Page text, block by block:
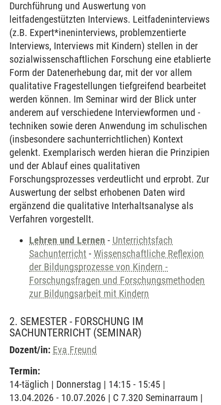
Durchführung und Auswertung von
leitfadengestützten Interviews. Leitfadeninterviews
(z.B. Expert*ineninterviews, problemzentierte
Interviews, Interviews mit Kindern) stellen in der
sozialwissenschaftlichen Forschung eine etablierte
Form der Datenerhebung dar, mit der vor allem
qualitative Fragestellungen tiefgreifend bearbeitet
werden können. Im Seminar wird der Blick unter
anderem auf verschiedene Interviewformen und -
techniken sowie deren Anwendung im schulischen
(insbesondere sachunterrichtlichen) Kontext
gelenkt. Exemplarisch werden hieran die Prinzipien
und der Ablauf eines qualitativen
Forschungsprozesses verdeutlicht und erprobt. Zur
Auswertung der selbst erhobenen Daten wird
ergänzend die qualitative Interhaltsanalyse als
Verfahren vorgestellt.
Lehren und Lernen - Unterrichtsfach
Sachunterricht - Wissenschaftliche Reflexion
der Bildungsprozesse von Kindern -
Forschungsfragen und Forschungsmethoden
zur Bildungsarbeit mit Kindern
2. SEMESTER - FORSCHUNG IM
SACHUNTERRICHT (SEMINAR)
Dozent/in: Eva Freund
Termin:
14-täglich | Donnerstag | 14:15 - 15:45 |
13.04.2026 - 10.07.2026 | C 7.320 Seminarraum |